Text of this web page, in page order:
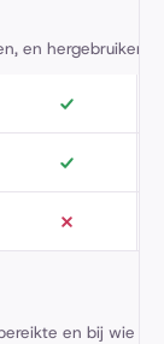
en hergebruiken
en bij wie